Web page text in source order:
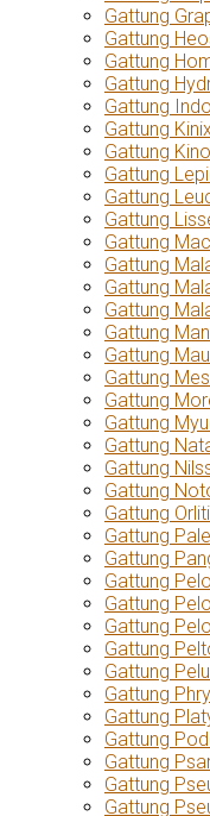
Gattung
Gattung
Gattung
Gattung
Gattung
Gattung
Gattung
Gattung
Gattung
Gattung
Gattung
Gattung
Gattung
Gattung
Gattung
Gattung
Gattung
Gattung
Gattung
Gattung
Gattung
Gattung
Gattung
Gattung
Gattung
Gattung
Gattung
Gattung
Gattung
Gattung
Gattung
Gattung
Gattung
Gattung
Gattung
Gattung